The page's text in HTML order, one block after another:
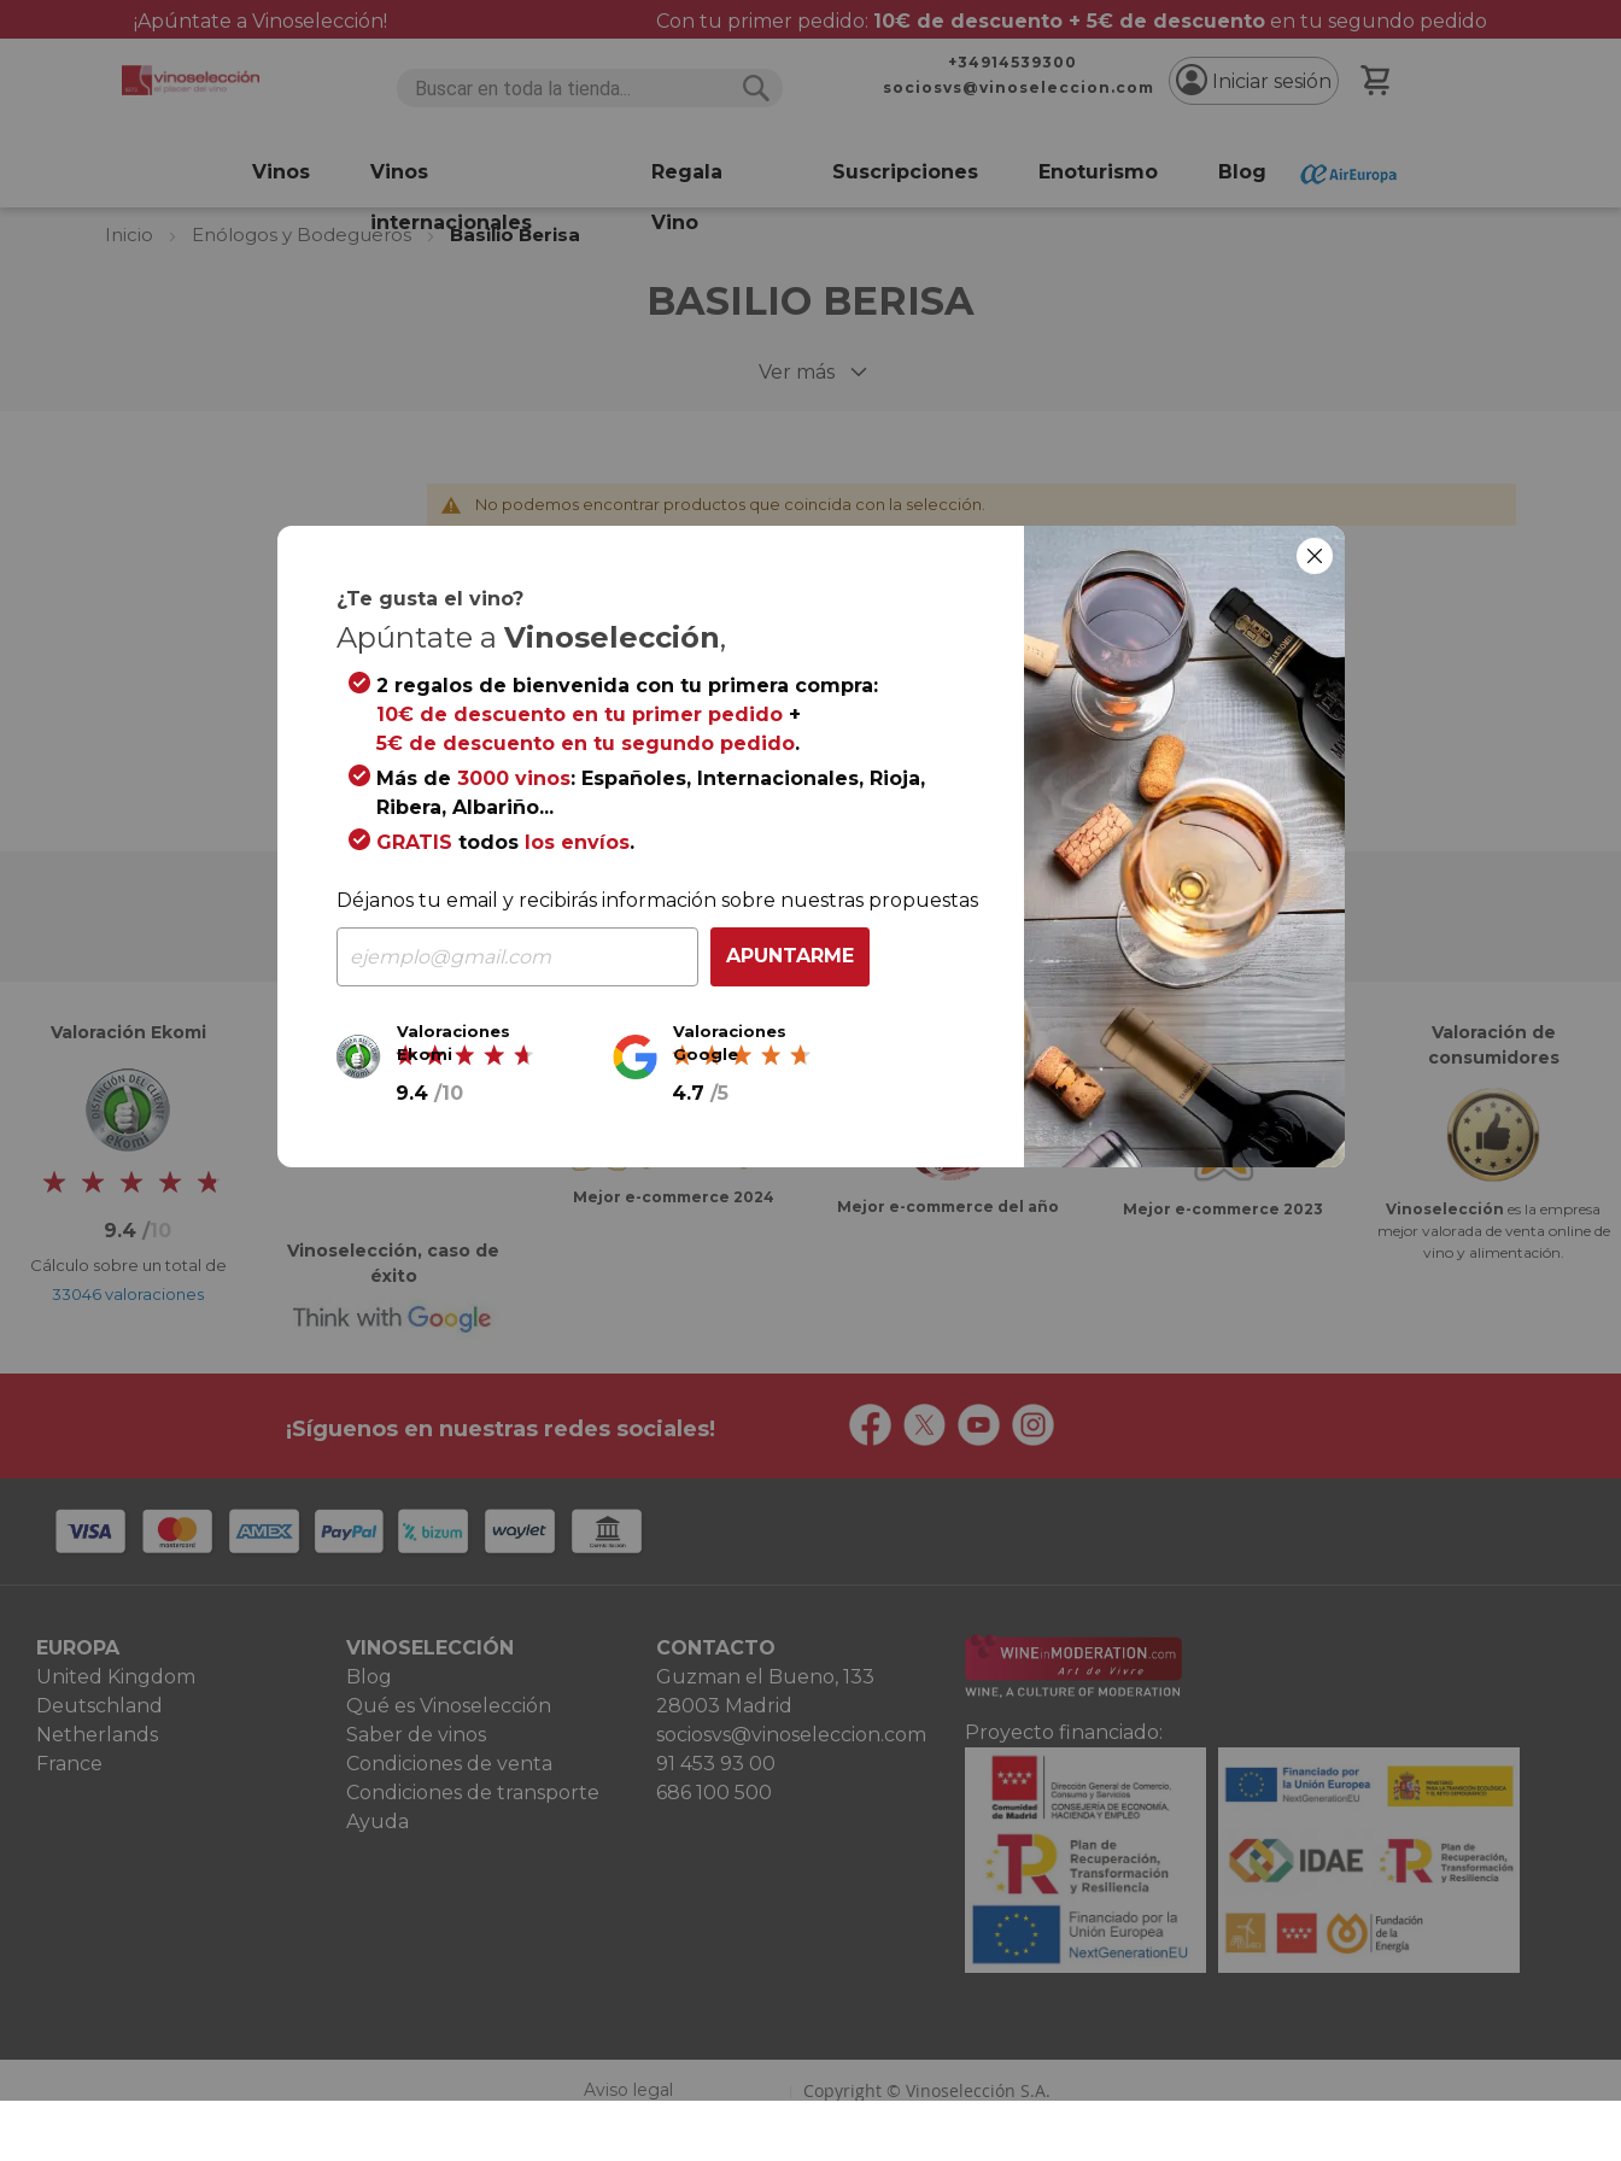
¡Apúntate a Vinoselección! Con tu primer pedido: 10€ de descuento + 5€ de descuentoen tu segundo pedido
+34914539300
sociosvs@vinoseleccion.com
Iniciar sesión
Vinos Vinos
internacionales
Regala
Vino
Suscripciones Enoturismo Blog
Inicio Enólogos y Bodegueros Basilio Berisa
BASILIO BERISA
Ver más
No podemos encontrar productos que coincida con la selección.
COMPRA CON TOTAL CONFIANZA
Más de 180.000 clientes ya lo hacen
Valoración Ekomi
9.4 /10
Cálculo sobre un total de
33046 valoraciones
Valoración Google
Vinoselección, caso de
éxito
Ganador eCommerce
Awards España
Mejor e-commerce 2024
Ganador eAwards 2023
Mejor e-commerce del año
Finalistas eCommerce
Awards España
Mejor e-commerce 2023
Valoración de
consumidores
Vinoselección es la empresa
mejor valorada de venta online de
vino y alimentación.
¡Síguenos en nuestras redes sociales!
EUROPA
United Kingdom
Deutschland
Netherlands
France
VINOSELECCIÓN
Blog
Qué es Vinoselección
Saber de vinos
Condiciones de venta
Condiciones de transporte
Ayuda
CONTACTO
Guzman el Bueno, 133
28003 Madrid
sociosvs@vinoseleccion.com
91 453 93 00
686 100 500
Proyecto financiado:
Aviso legal
Copyright © Vinoselección S.A.
¿Te gusta el vino?
Apúntate a Vinoselección,
2 regalos de bienvenida con tu primera compra:
10€ de descuento en tu primer pedido+
5€ de descuento en tu segundo pedido.
Más de 3000 vinos: Españoles, Internacionales, Rioja,
Ribera, Albariño...
GRATIS todos los envíos.
Déjanos tu email y recibirás información sobre nuestras propuestas
APUNTARME
Valoraciones
Ekomi
9.4 /10
Valoraciones
Google
4.7 /5